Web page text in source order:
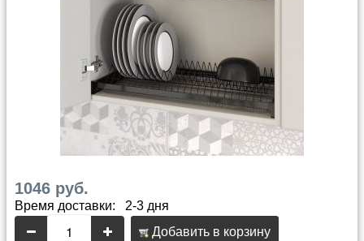
1046 руб.
Время доставки: 2-3 дня
Добавить в корзину